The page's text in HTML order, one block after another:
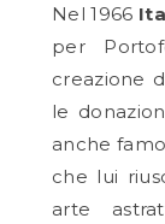
Nel 1966
per
creazione
le
anche
che lui
arte